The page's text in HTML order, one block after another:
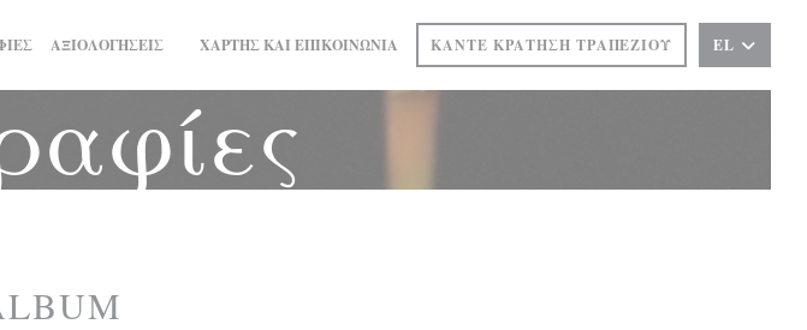
ΑΞΙΟΛΟΓΉΣΕΙΣ
((ΑΝΟΊΓΕΙ ΣΕ ΝΈΟ ΠΑΡΆΘΥΡΟ))
ΧΆΡΤΗΣ ΚΑΙ ΕΠΙΚΟΙΝΩΝΊΑ ΚΆΝΤΕ ΚΡΆΤΗΣΗ ΤΡΑΠΕΖΙΟΎ EL